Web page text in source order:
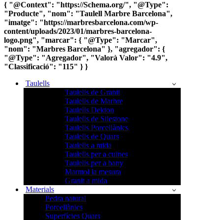
{ "@Context": "https://Schema.org/", "@Type":
"Producte", "nom": "Taulell Marbre Barcelona",
"imatge": "https://marbresbarcelona.com/wp-
content/uploads/2023/01/marbres-barcelona-
logo.png", "marcar": { "@Type": "Marcar",
"nom": "Marbres Barcelona" }, "agregador": {
"@Type": "Agregador", "Valorà Valor": "4.9",
"Classificació": "115" } }
Taulells
Taulells de Granit
Taulells de Marbre
Taulells Dekton
Taulells de Silestone
Taulells Porcellànics
Taulells de Quars
Taulells a mida
Taulells per a cuines
Taulells per a bany
Marmol la mesura
Granit a mida
Materials
Pedra natural
Porcellànics
Superfícies Quars